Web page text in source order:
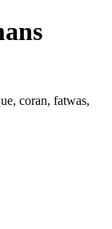
coran, fatwas,